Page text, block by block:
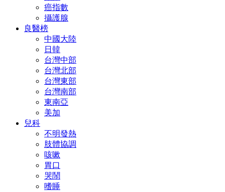
癌指數
攝護腺
良醫榜
中國大陸
日韓
台灣中部
台灣北部
台灣東部
台灣南部
東南亞
美加
兒科
不明發熱
肢體協調
咳嗽
胃口
哭鬧
嗜睡